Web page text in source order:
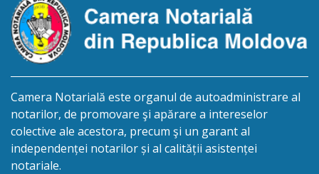
luni din ziua publicării avizului, cu […]
Camera Notarială este organul de autoadministrare al
notarilor, de promovare şi apărare a intereselor
colective ale acestora, precum şi un garant al
independenței notarilor și al calității asistenței
notariale.